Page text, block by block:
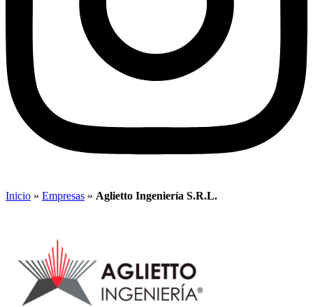
Inicio » Empresas » Aglietto Ingeniería S.R.L.